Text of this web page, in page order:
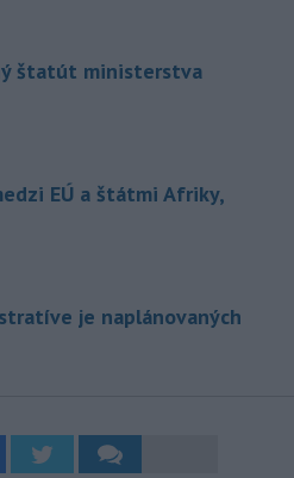
štatút ministerstva
EÚ a štátmi Afriky,
je naplánovaných